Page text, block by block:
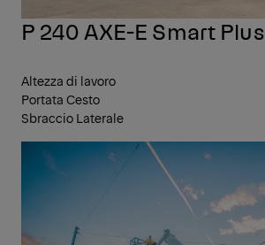
P 240 AXE-E Smart Plus
Altezza di lavoro
Portata Cesto
Sbraccio Laterale